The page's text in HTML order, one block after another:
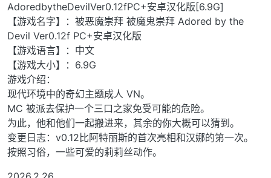
AdoredbytheDevilVer0.12fPC+安卓汉化版[6.9G]
【游戏名字】：被恶魔崇拜 被魔鬼崇拜 Adored by the
Devil Ver0.12f PC+安卓汉化版
【游戏语言】：中文
【游戏大小】：6.9G
游戏介绍：
现代环境中的奇幻主题成人 VN。
MC 被派去保护一个三口之家免受可能的危险。
为此，他和他们一起搬进来，其余的你大概可以猜到。
变更日志：v0.12比阿特丽斯的首次亮相和汉娜的第一次。
按照习俗，一些可爱的莉莉丝动作。